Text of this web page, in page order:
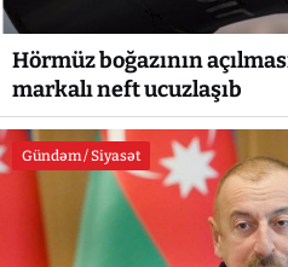
Hörmüz boğazının
markalı neft ucuzlaşıb
Gündəm / Siyasət